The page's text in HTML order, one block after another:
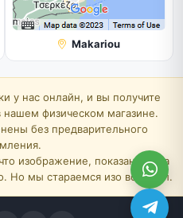
Makariou
у нас онлайн, и вы получите
физическом магазине.
без предварительного
изображение, показанное на
Но мы стараемся изо всех сил.